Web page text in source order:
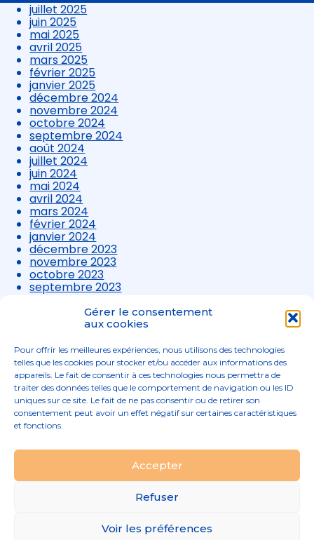
Gérer le consentement
aux cookies
Pour offrir les meilleures expériences, nous utilisons des technologies
telles que les cookies pour stocker et/ou accéder aux informations des
appareils. Le fait de consentir à ces technologies nous permettra de
traiter des données telles que le comportement de navigation ou les ID
uniques sur ce site. Le fait de ne pas consentir ou de retirer son
consentement peut avoir un effet négatif sur certaines caractéristiques
et fonctions.
Accepter
Refuser
Voir les préférences
juillet 2025
juin 2025
mai 2025
avril 2025
mars 2025
février 2025
janvier 2025
décembre 2024
novembre 2024
octobre 2024
septembre 2024
août 2024
juillet 2024
juin 2024
mai 2024
avril 2024
mars 2024
février 2024
janvier 2024
décembre 2023
novembre 2023
octobre 2023
septembre 2023
août 2023
juillet 2023
avril 2023
mars 2023
Principale
02 96 52 68 68
MENTIONS LÉGALES
PLAN DU SITE